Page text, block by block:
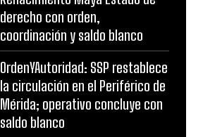
derecho con orden,
coordinación y saldo blanco
OrdenYAutoridad: SSP restablece
la circulación en el Periférico de
Mérida; operativo concluye con
saldo blanco